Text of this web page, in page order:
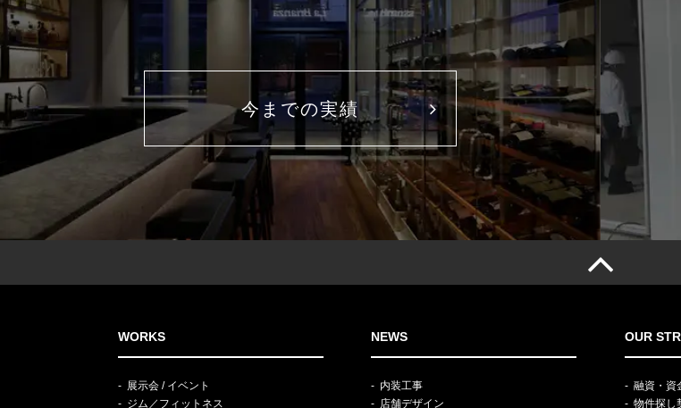
今までの実績
WORKS
展示会 / イベント
ジム／フィットネス
NEWS
内装工事
店舗デザイン
OUR
融資・資
物件探し